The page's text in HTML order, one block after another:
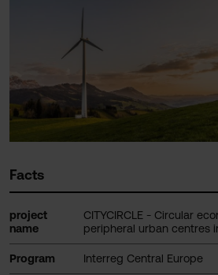
Facts
project
name
CITYCIRCLE - Circular
peripheral urban centres
Program Interreg Central Europe